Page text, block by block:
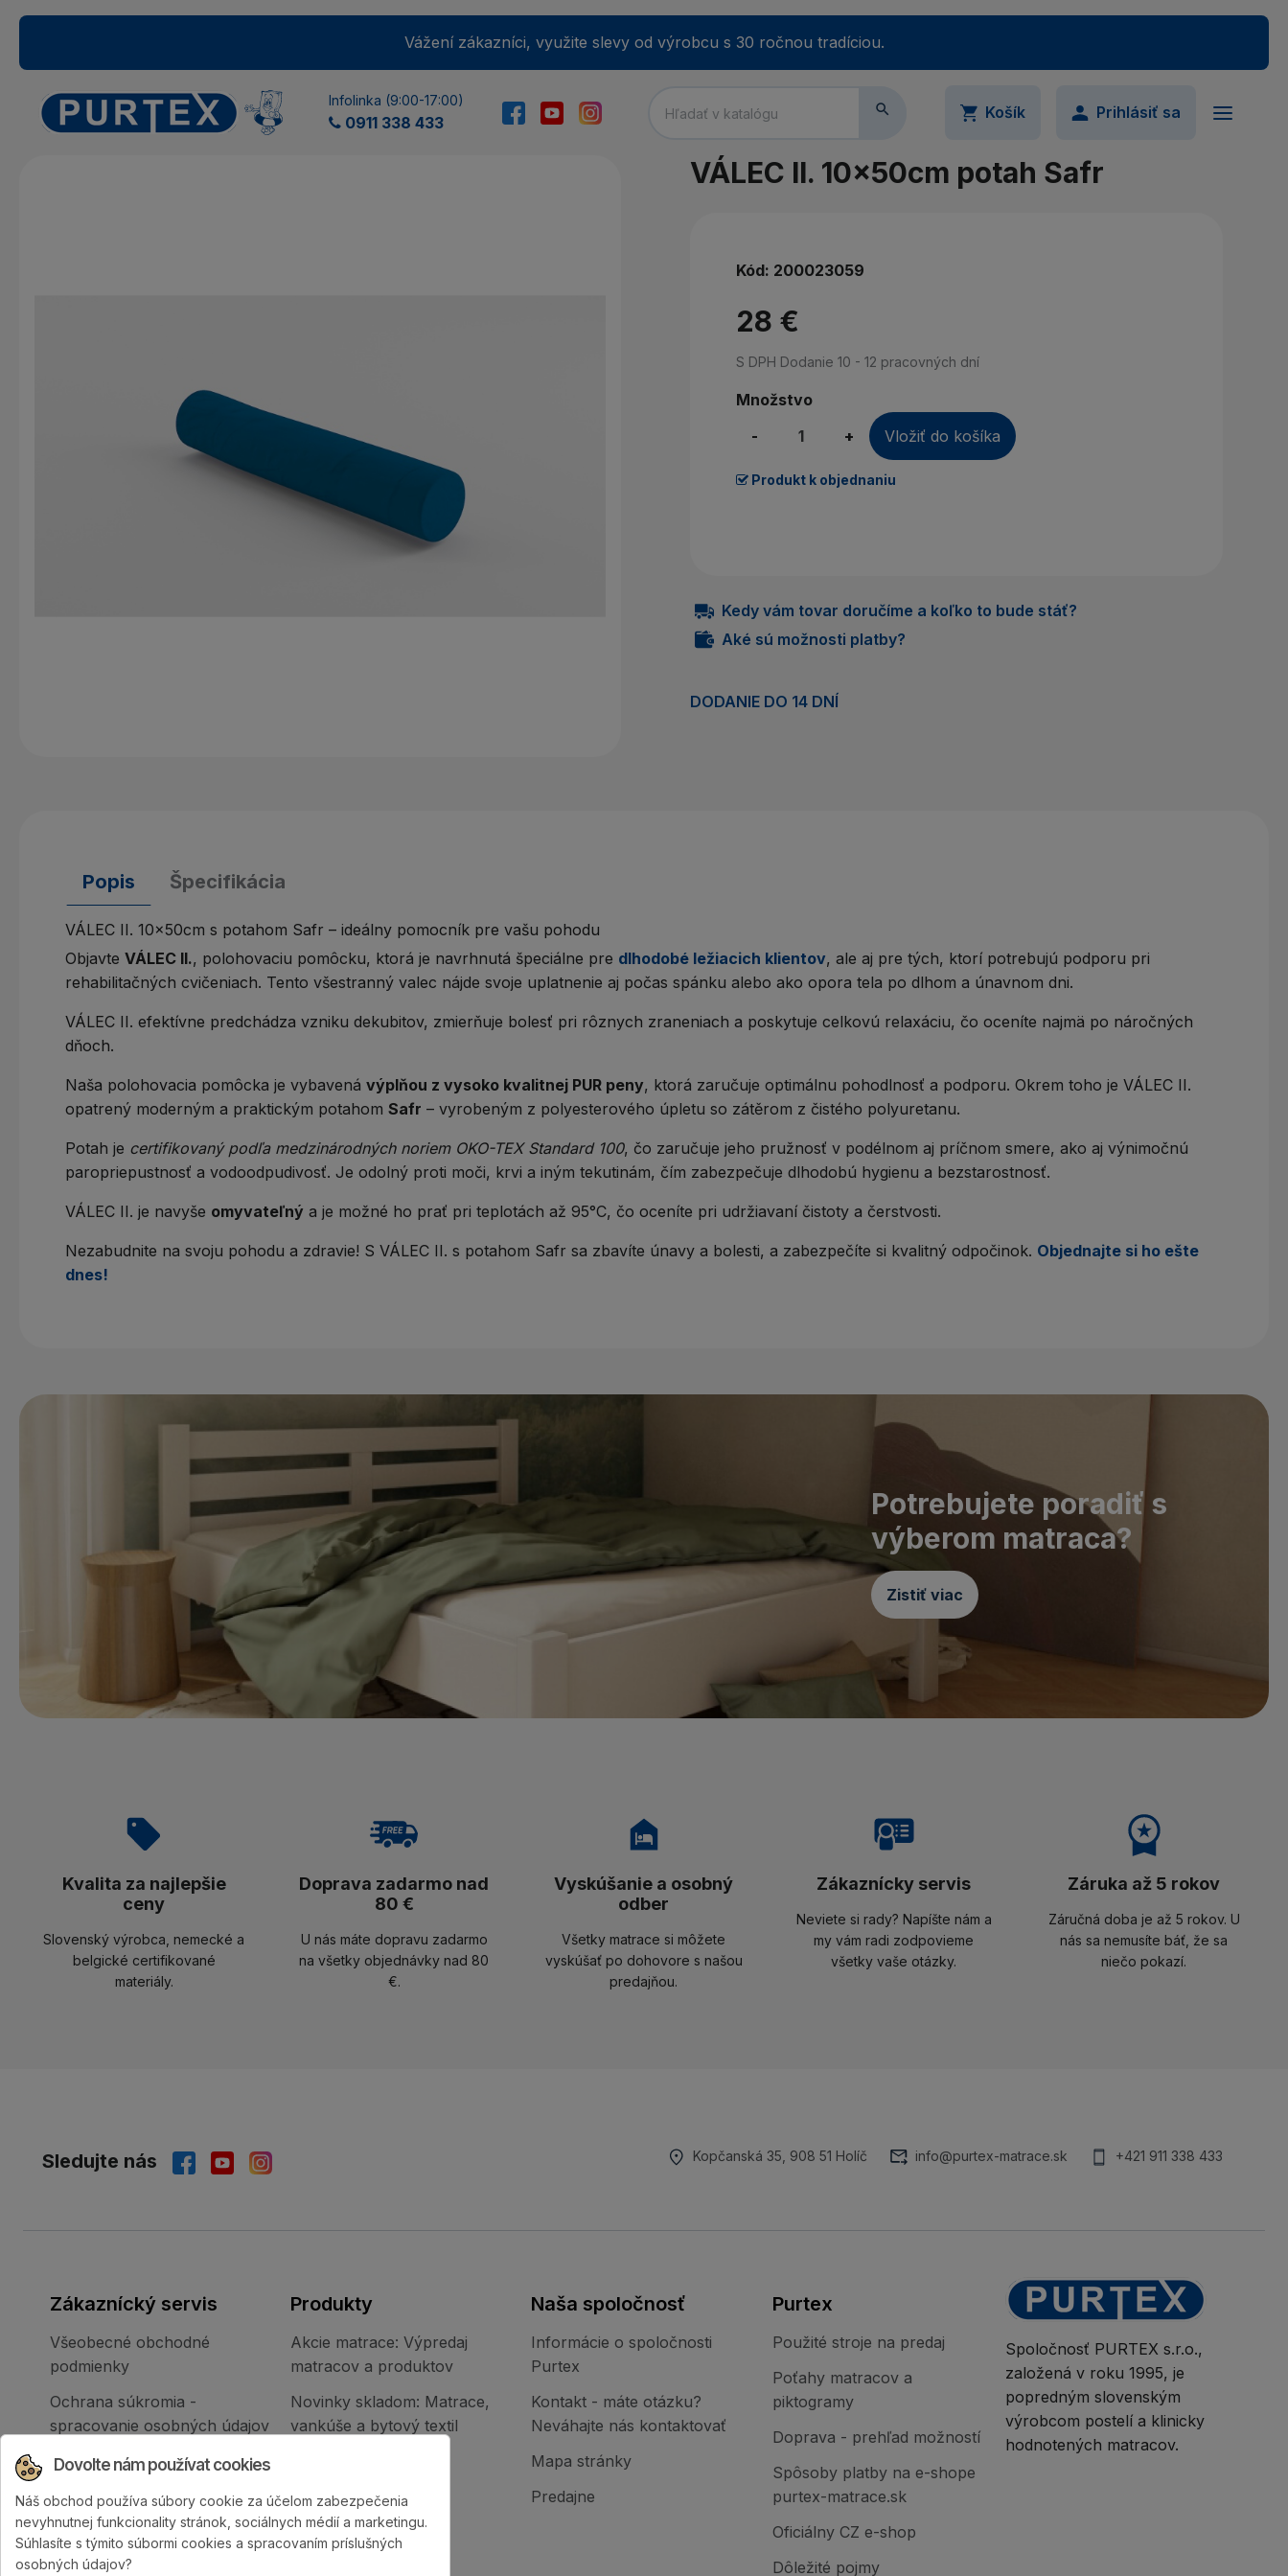
Vážení zákazníci, využite slevy od výrobcu s 30 ročnou tradíciou.
Infolinka (9:00-17:00)
0911 338 433
 Košík Prihlásiť sa
Zabudli ste svoje heslo?
Nemáte účet? Vytvorte si ho
Prihlásiť sa
VÁLEC II. 10x50cm potah Safr
Kód: 200023059
28 €
S DPH Dodanie 10 - 12 pracovných dní
Množstvo
-
+ Vložiť do košíka
Produkt k objednaniu
Kedy vám tovar doručíme a koľko to bude stáť?
Aké sú možnosti platby?
DODANIE DO 14 DNÍ
Popis Špecifikácia
VÁLEC II. 10x50cm s potahom Safr – ideálny pomocník pre vašu pohodu
Objavte VÁLEC II., polohovaciu pomôcku, ktorá je navrhnutá špeciálne pre dlhodobé ležiacich klientov, ale aj pre tých, ktorí potrebujú podporu pri
rehabilitačných cvičeniach. Tento všestranný valec nájde svoje uplatnenie aj počas spánku alebo ako opora tela po dlhom a únavnom dni.
VÁLEC II. efektívne predchádza vzniku dekubitov, zmierňuje bolesť pri rôznych zraneniach a poskytuje celkovú relaxáciu, čo oceníte najmä po náročných
dňoch.
Naša polohovacia pomôcka je vybavená výplňou z vysoko kvalitnej PUR peny, ktorá zaručuje optimálnu pohodlnosť a podporu. Okrem toho je VÁLEC II.
opatrený moderným a praktickým potahom Safr – vyrobeným z polyesterového úpletu so zátěrom z čistého polyuretanu.
Potah je certifikovaný podľa medzinárodných noriem OKO-TEX Standard 100, čo zaručuje jeho pružnosť v podélnom aj príčnom smere, ako aj výnimočnú
paropriepustnosť a vodoodpudivosť. Je odolný proti moči, krvi a iným tekutinám, čím zabezpečuje dlhodobú hygienu a bezstarostnosť.
VÁLEC II. je navyše omyvateľný a je možné ho prať pri teplotách až 95°C, čo oceníte pri udržiavaní čistoty a čerstvosti.
Nezabudnite na svoju pohodu a zdravie! S VÁLEC II. s potahom Safr sa zbavíte únavy a bolesti, a zabezpečíte si kvalitný odpočinok. Objednajte si ho ešte
dnes!
Potrebujete poradiť s
výberom matraca?
Zistiť viac
Kvalita za najlepšie
ceny
Slovenský výrobca, nemecké a
belgické certifikované
materiály.
Doprava zadarmo nad
80 €
U nás máte dopravu zadarmo
na všetky objednávky nad 80
€.
Vyskúšanie a osobný
odber
Všetky matrace si môžete
vyskúšať po dohovore s našou
predajňou.
Zákaznícky servis
Neviete si rady? Napíšte nám a
my vám radi zodpovieme
všetky vaše otázky.
Záruka až 5 rokov
Záručná doba je až 5 rokov. U
nás sa nemusíte báť, že sa
niečo pokazí.
Sledujte nás Kopčanská 35, 908 51 Holíč info@purtex-matrace.sk +421 911 338 433
Zákaznícký servis
Všeobecné obchodné
podmienky
Ochrana súkromia -
spracovanie osobných údajov
Reklamačný poriadok
Produkty
Akcie matrace: Výpredaj
matracov a produktov
Novinky skladom: Matrace,
vankúše a bytový textil
Naša spoločnosť
Informácie o spoločnosti
Purtex
Kontakt - máte otázku?
Neváhajte nás kontaktovať
Mapa stránky
Predajne
Purtex
Použité stroje na predaj
Poťahy matracov a
piktogramy
Doprava - prehľad možností
Spôsoby platby na e-shope
purtex-matrace.sk
Oficiálny CZ e-shop
Dôležité pojmy
Spoločnosť PURTEX s.r.o.,
založená v roku 1995, je
popredným slovenským
výrobcom postelí a klinicky
hodnotených matracov.
Dovolte nám používat cookies
Náš obchod používa súbory cookie za účelom zabezpečenia
nevyhnutnej funkcionality stránok, sociálnych médií a marketingu.
Súhlasíte s týmito súbormi cookies a spracovaním príslušných
osobných údajov?